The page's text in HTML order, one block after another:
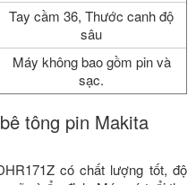
Tay cầm 36, Thước canh độ
sâu
Máy không bao gồm pin và
sạc.
tông pin Makita
có chất lượng tốt, độ